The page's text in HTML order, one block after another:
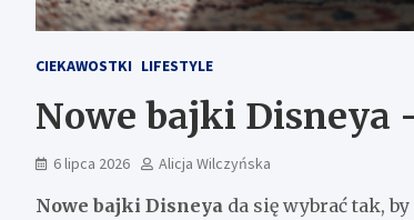
CIEKAWOSTKI LIFESTYLE
Nowe bajki Disneya
6 lipca 2026 Alicja Wilczyńska
Nowe bajki Disneya da się wybrać tak,